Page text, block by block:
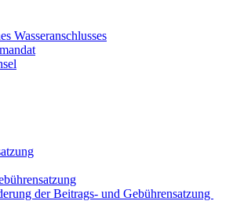
Wasseranschlusses
der Beitrags- und Gebührensatzung